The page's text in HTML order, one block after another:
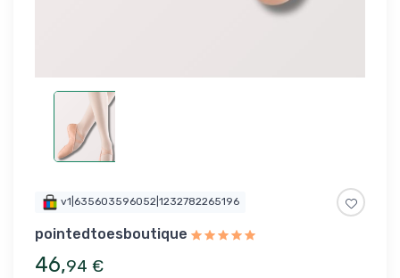
v1|635603596052|1232782265196
pointedtoesboutique
46,94 €